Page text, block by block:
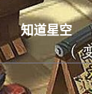
知道星空